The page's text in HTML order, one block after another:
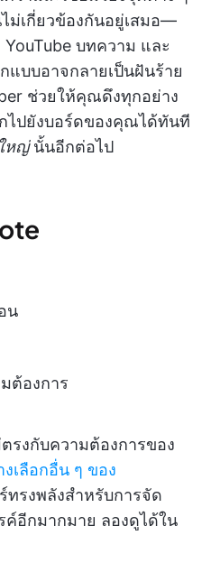
ม่เกี่ยวข้องกันอยู่เสมอ—
บทความ และ
แบบอาจกลายเป็นฝันร้าย
ช่วยให้คุณดึงทุกอย่าง
ไปยังบอร์ดของคุณได้ทันที
หญ่นั้นอีกต่อไป
น
ต้องการ
รงกับความต้องการของ
เลือกอื่น ๆ ของ
ทรงพลังสำหรับการจัด
ค์อีกมากมาย ลองดูได้ใน